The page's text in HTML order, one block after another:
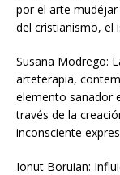
por el arte
del cristianismo, el
Susana Modrego:
arteterapia,
elemento sanador
través de la
inconsciente
Ionut Boruian: